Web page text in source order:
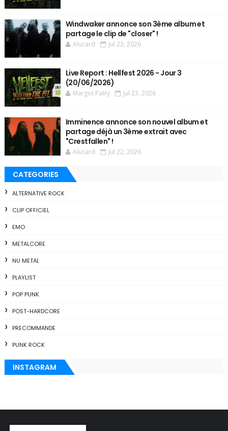
Windwaker annonce son 3ème album et
partage le clip de "closer" !
Alucard Jul 23, 2026
Live Report : Hellfest 2026 - Jour 3
(20/06/2026)
Margot Patry Jul 23, 2026
Imminence annonce son nouvel album et
partage déjà un 3ème extrait avec
"Crestfallen" !
Alucard Jul 22, 2026
CATEGORIES
ALTERNATIVE ROCK
CLIP OFFICIEL
EMO
METALCORE
NU METAL
PLAYLIST
POP PUNK
POST-HARDCORE
PRECOMMANDE
PUNK ROCK
INSTAGRAM